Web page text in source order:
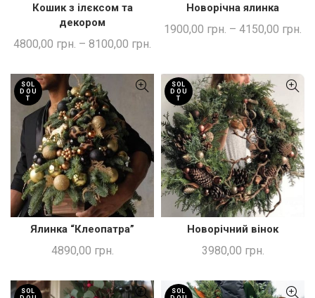
ШВИДКА ПОКУПКА
Кошик з ілєксом та
декором
4800,00 грн. – 8100,00 грн.
ШВИДКА ПОКУПКА
Новорічна ялинка
1900,00 грн. – 4150,00 грн.
SOL
D OU
T
ЧИТАТИ ДАЛІ
Ялинка “Клеопатра”
4890,00 грн.
SOL
D OU
T
ЧИТАТИ ДАЛІ
Новорічний вінок
3980,00 грн.
SOL
SOL